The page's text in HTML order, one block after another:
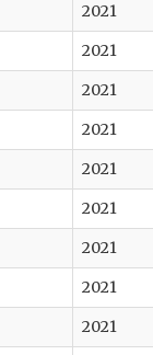
2021
2021
2021
2021
2021
2021
2021
2021
2021